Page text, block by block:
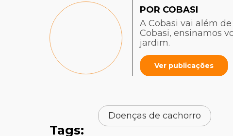
POR COBASI
A Cobasi vai além
Cobasi, ensinamos
jardim.
Ver publicações
Tags:
Doenças de cachorro